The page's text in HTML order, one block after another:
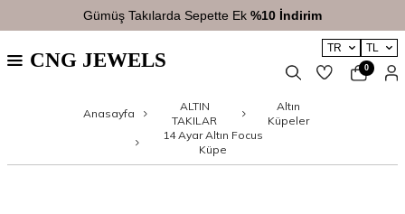
Gümüş Takılarda Sepette Ek %10 İndirim
TR TL
CNG JEWELS 0
Anasayfa
ALTIN
TAKILAR
Altın
Küpeler
14 Ayar Altın Focus
Küpe